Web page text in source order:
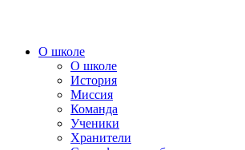
О школе
О школе
История
Миссия
Команда
Ученики
Хранители